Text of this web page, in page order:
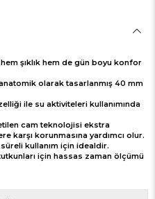
şıklık hem de gün boyu konfor
olarak tasarlanmış 40 mm
ile su aktiviteleri kullanımında
cam teknolojisi ekstra
karşı korunmasına yardımcı olur.
kullanım için idealdir.
için hassas zaman ölçümü